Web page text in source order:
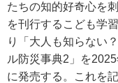
たちの知的好奇心を
を刊行するこども学
り「大人も知らない
ル防災事典2」を
に発売する。これを